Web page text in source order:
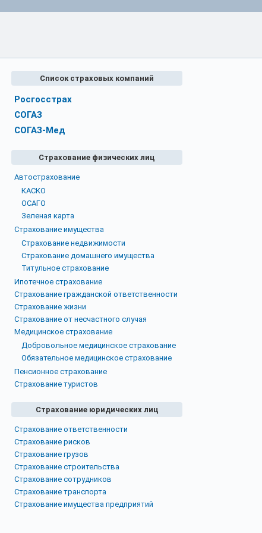
Список страховых компаний
Росгосстрах
СОГАЗ
СОГАЗ-Мед
Страхование физических лиц
Автострахование
КАСКО
ОСАГО
Зеленая карта
Страхование имущества
Страхование недвижимости
Страхование домашнего имущества
Титульное страхование
Ипотечное страхование
Страхование гражданской ответственности
Страхование жизни
Страхование от несчастного случая
Медицинское страхование
Добровольное медицинское страхование
Обязательное медицинское страхование
Пенсионное страхование
Страхование туристов
Страхование юридических лиц
Страхование ответственности
Страхование рисков
Страхование грузов
Страхование строительства
Страхование сотрудников
Страхование транспорта
Страхование имущества предприятий